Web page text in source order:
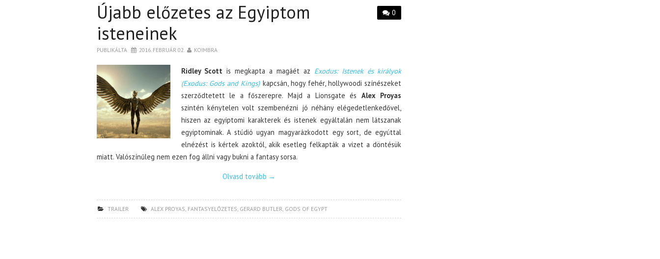
0
Újabb előzetes az Egyiptom
isteneinek
PUBLIKÁLTA 2016. FEBRUÁR 02. KOIMBRA
Ridley Scott is megkapta a magáét az Exodus: Istenek és királyok
(Exodus: Gods and Kings)kapcsán, hogy fehér, hollywoodi színészeket
szerződtetett le a főszerepre. Majd a Lionsgate és Alex Proyas
szintén kénytelen volt szembenézni jó néhány elégedetlenkedővel,
hiszen az egyiptomi karakterek és istenek egyáltalán nem látszanak
egyiptominak. A stúdió ugyan magyarázkodott egy sort, de egyúttal
elnézést is kértek azoktól, akik esetleg felkapták a vizet a döntésük
miatt. Valószínűleg nem ezen fog állni vagy bukni a fantasy sorsa.
Olvasd tovább →
TRAILER ALEX PROYAS, FANTASYELŐZETES, GERARD BUTLER, GODS OF EGYPT